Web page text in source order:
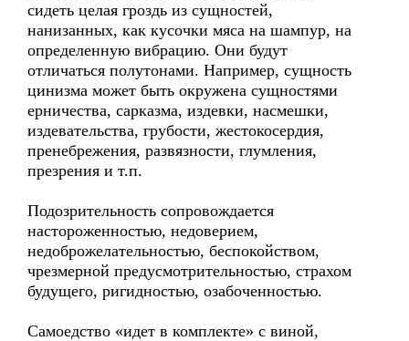
сидеть целая гроздь из сущностей,
нанизанных, как кусочки мяса на шампур, на
определенную вибрацию. Они будут
отличаться полутонами. Например, сущность
цинизма может быть окружена сущностями
ерничества, сарказма, издевки, насмешки,
издевательства, грубости, жестокосердия,
пренебрежения, развязности, глумления,
презрения и т.п.
Подозрительность сопровождается
настороженностью, недоверием,
недоброжелательностью, беспокойством,
чрезмерной предусмотрительностью, страхом
будущего, ригидностью, озабоченностью.
Самоедство «идет в комплекте» с виной,